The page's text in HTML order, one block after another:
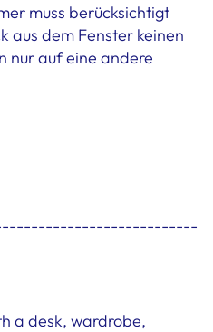
muss berücksichtigt
aus dem Fenster keinen
nur auf eine andere
a desk, wardrobe,